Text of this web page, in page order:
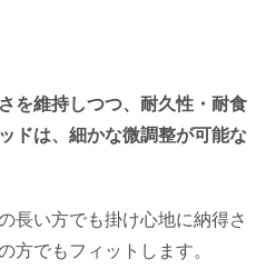
を維持しつつ、耐久性・耐食
ドは、細かな微調整が可能な
長い方でも掛け心地に納得さ
方でもフィットします。